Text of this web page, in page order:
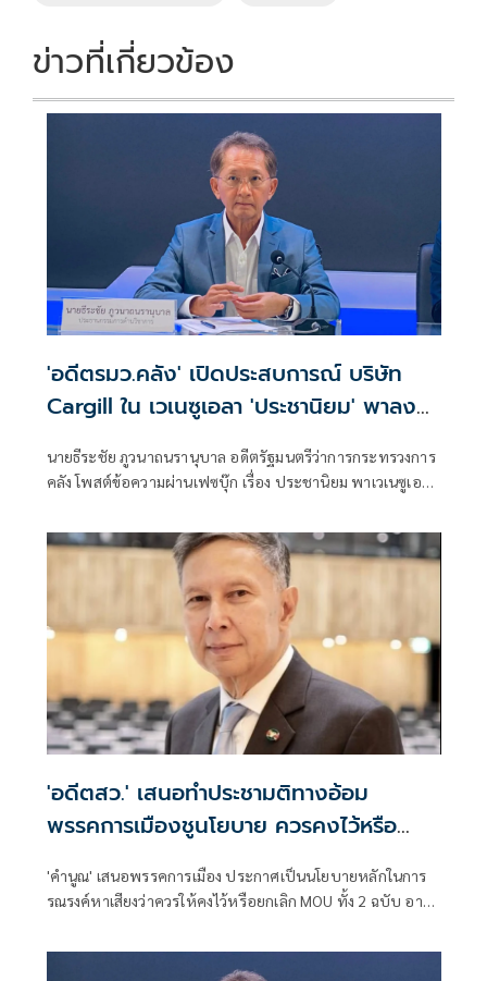
ข่าวที่เกี่ยวข้อง
'อดีตรมว.คลัง' เปิดประสบการณ์ บริษัท
Cargill ใน เวเนซูเอลา 'ประชานิยม' พาลง
นายธีระชัย ภูวนาถนรานุบาล อดีตรัฐมนตรีว่าการกระทรวงการ
คลัง โพสต์ข้อความผ่านเฟซบุ๊ก เรื่อง ประชานิยม พาเวเนซูเอลา
'อดีตสว.' เสนอทำประชามติทางอ้อม
พรรคการเมืองชูนโยบาย ควรคงไว้หรือ
ยกเลิก MOUทั้ง 2 ฉบับ
'คำนูณ' เสนอพรรคการเมือง ประกาศเป็นนโยบายหลักในการ
รณรงค์หาเสียงว่าควรให้คงไว้หรือยกเลิก MOU ทั้ง 2 ฉบับ อาจ
ตั้ง